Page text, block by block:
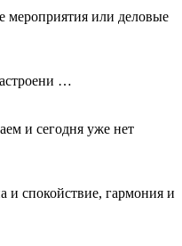
мероприятия или деловые
…
и сегодня уже нет
и спокойствие, гармония и